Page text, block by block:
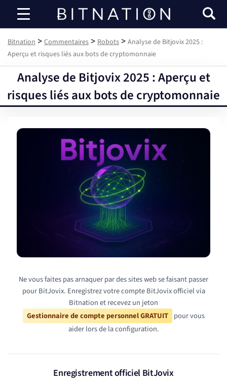
Bitnation
Bitnation > Commentaires > Robots > Analyse de Bitjovix 2025 :
Aperçu et risques liés aux bots de cryptomonnaie
Analyse de Bitjovix 2025 : Aperçu et
risques liés aux bots de cryptomonnaie
Ne vous faites pas arnaquer par des sites web se faisant passer
pour BitJovix. Enregistrez votre compte BitJovix officiel via
Bitnation et recevez un jeton
Gestionnaire de compte personnel GRATUIT pour vous
aider lors de la configuration.
Enregistrement officiel BitJovix